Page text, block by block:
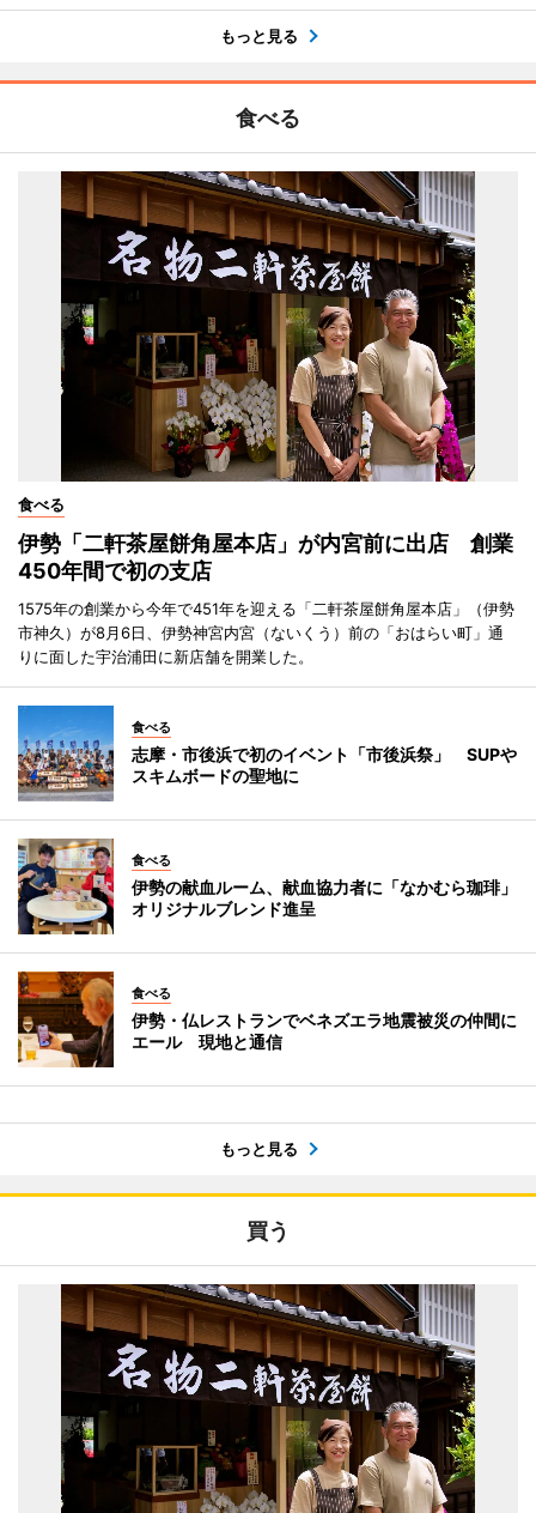
もっと見る
食べる
食べる
伊勢「二軒茶屋餅角屋本店」が内宮前に出店 創業
450年間で初の支店
1575年の創業から今年で451年を迎える「二軒茶屋餅角屋本店」（伊勢
市神久）が8月6日、伊勢神宮内宮（ないくう）前の「おはらい町」通
りに面した宇治浦田に新店舗を開業した。
食べる
志摩・市後浜で初のイベント「市後浜祭」 SUPや
スキムボードの聖地に
食べる
伊勢の献血ルーム、献血協力者に「なかむら珈琲」
オリジナルブレンド進呈
食べる
伊勢・仏レストランでベネズエラ地震被災の仲間に
エール 現地と通信
もっと見る
買う